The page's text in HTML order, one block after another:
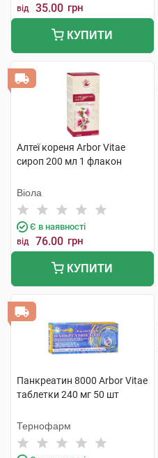
від 35.00 грн
КУПИТИ
Алтеї кореня Arbor Vitae
сироп 200 мл 1 флакон
Віола
Є в наявності
від 76.00 грн
КУПИТИ
Панкреатин 8000 Arbor Vitae
таблетки 240 мг 50 шт
Тернофарм